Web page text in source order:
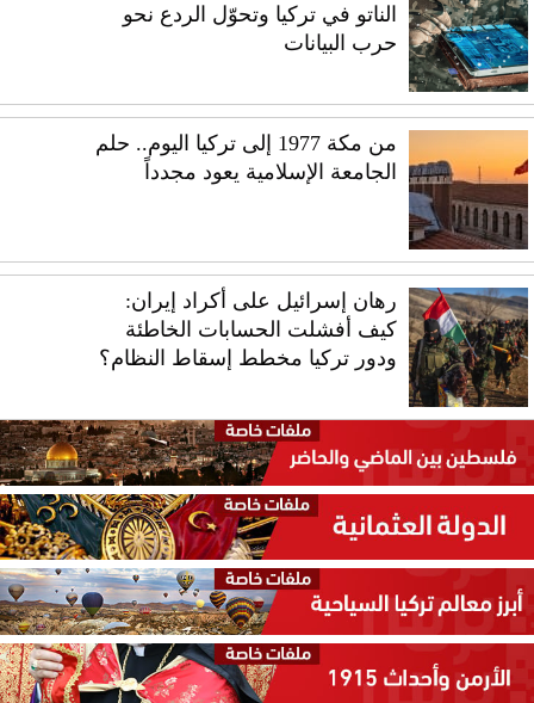
الناتو في تركيا وتحوّل الردع نحو
حرب البيانات
من مكة 1977 إلى تركيا اليوم.. حلم
الجامعة الإسلامية يعود مجدداً
رهان إسرائيل على أكراد إيران:
كيف أفشلت الحسابات الخاطئة
ودور تركيا مخطط إسقاط النظام؟